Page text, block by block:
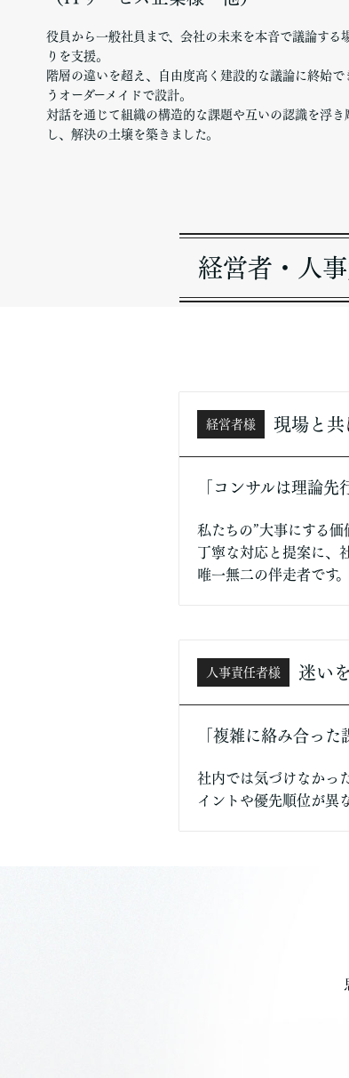
役員から一般社員まで、会社の未来を本音で議論する
りを支援。
階層の違いを超え、自由度高く建設的な議論に終始で
うオーダーメイドで設計。
対話を通じて組織の構造的な課題や互いの認識を浮き
し、解決の土壌を築きました。
経営者・人
経営者様 現場と共
「コンサルは理論
私たちの”大事にする
丁寧な対応と提案に、
唯一無二の伴走者です。
人事責任者様 迷い
「複雑に絡み合っ
社内では気づけなかっ
イントや優先順位が異